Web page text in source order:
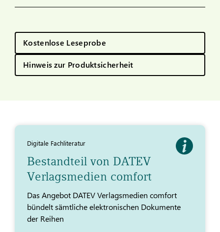
Kostenlose Leseprobe
Hinweis zur Produktsicherheit
Digitale Fachliteratur
Bestandteil von DATEV
Verlagsmedien comfort
Das Angebot DATEV Verlagsmedien comfort
bündelt sämtliche elektronischen Dokumente
der Reihen